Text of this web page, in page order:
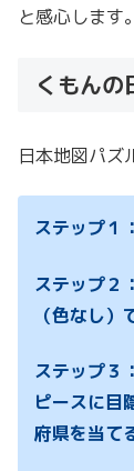
と感心します。
くもんの
日本地図パズ
ステップ１
ステップ２
（色なし）
ステップ３
ピースに目
府県を当て